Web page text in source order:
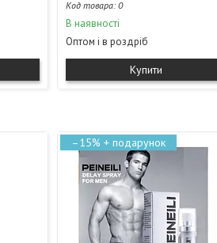
0
В наявності
Оптом і в роздріб
Купити
–15%